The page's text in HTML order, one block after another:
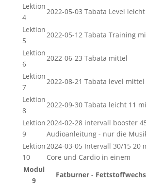
Lektion
4
2022-05-03 Tabata Level leicht
Lektion
5
2022-05-12 Tabata Training
Lektion
6
2022-06-23 Tabata mittel
Lektion
7
2022-08-21 Tabata level
Lektion
8
2022-09-30 Tabata leicht 11
Lektion
9
2024-02-28 intervall booster
Audioanleitung - nur die
Lektion
10
2024-03-05 Intervall 30/15 20
Core und Cardio in einem
Modul
9
Fatburner -